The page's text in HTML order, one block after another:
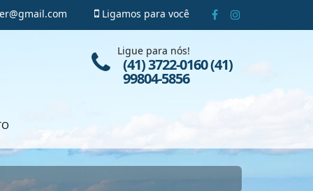
Ligamos para você
Ligue para nós!
(41) 3722-0160 (41)
99804-5856